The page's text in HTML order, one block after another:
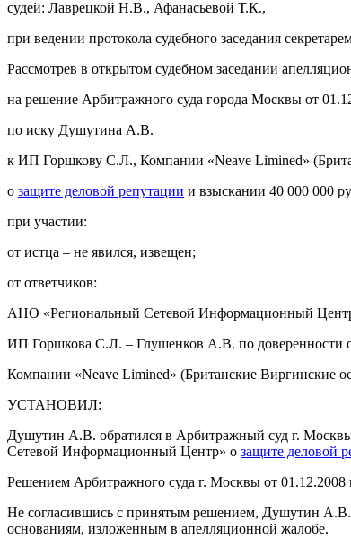
судей: Лаврецкой Н.В., Афанасьевой Т.К.,
при ведении протокола судебного заседания
Рассмотрев в открытом судебном заседании
на решение Арбитражного суда города Москвы от
по иску Душутина А.В.
к ИП Горшкову С.Л., Компании «Neave Limined»
о защите деловой репутации и взыскании 40 000 000
при участии:
от истца – не явился, извещен;
от ответчиков:
АНО «Региональный Сетевой Информационный
ИП Горшкова С.Л. – Глушенков А.В. по доверенности
Компании «Neave Limined» (Британские Виргинские
УСТАНОВИЛ:
Душутин А.В. обратился в Арбитражный суд г.
Сетевой Информационный Центр» о защите деловой
Решением Арбитражного суда г. Москвы от 01.12.2008
Не согласившись с принятым решением, Душутин А.В.
основаниям, изложенным в апелляционной жалобе.